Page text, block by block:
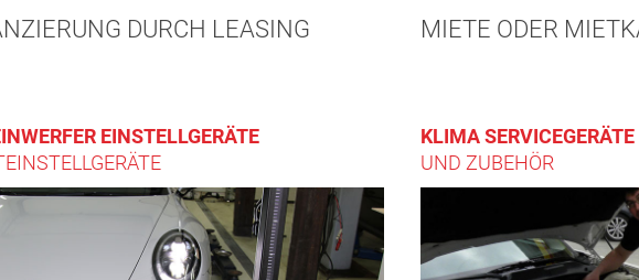
DURCH LEASING MIETE ODER
EINSTELLGERÄTE
KLIMA SERVICEGERÄTE
UND ZUBEHÖR